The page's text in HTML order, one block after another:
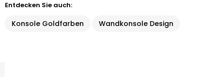
Entdecken Sie auch:
Konsole Goldfarben Wandkonsole Design